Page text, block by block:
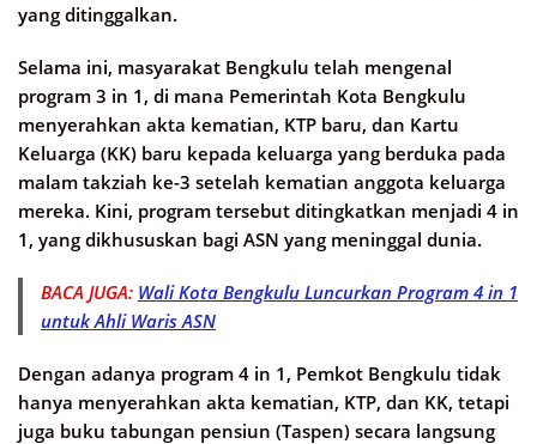
yang ditinggalkan.
Selama ini, masyarakat Bengkulu telah mengenal
program 3 in 1, di mana Pemerintah Kota Bengkulu
menyerahkan akta kematian, KTP baru, dan Kartu
Keluarga (KK) baru kepada keluarga yang berduka pada
malam takziah ke-3 setelah kematian anggota keluarga
mereka. Kini, program tersebut ditingkatkan menjadi 4 in
1, yang dikhususkan bagi ASN yang meninggal dunia.
BACA JUGA: Wali Kota Bengkulu Luncurkan Program 4 in 1
untuk Ahli Waris ASN
Dengan adanya program 4 in 1, Pemkot Bengkulu tidak
hanya menyerahkan akta kematian, KTP, dan KK, tetapi
juga buku tabungan pensiun (Taspen) secara langsung